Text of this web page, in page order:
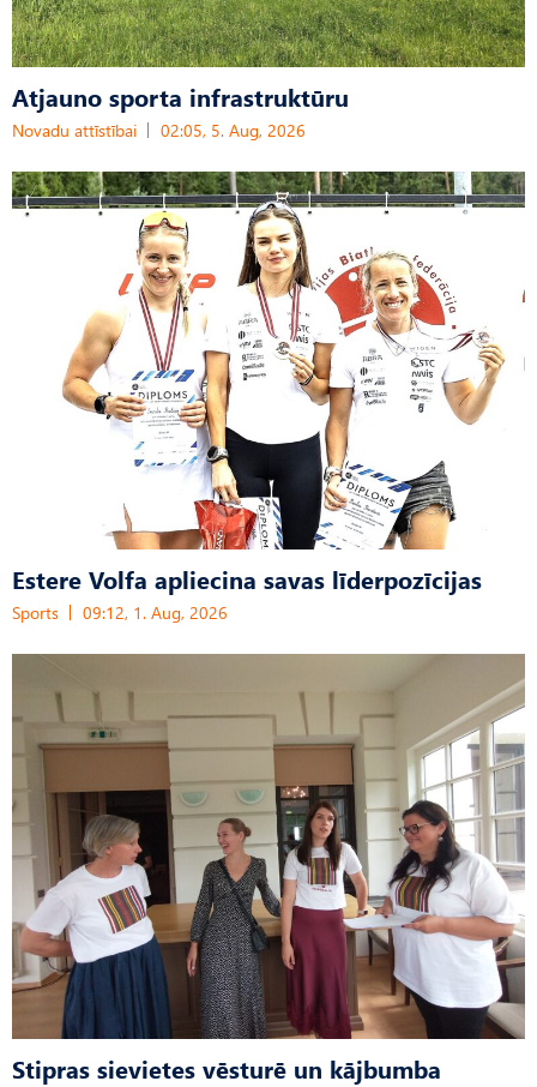
Atjauno sporta infrastruktūru
Novadu attīstībai 02:05, 5. Aug, 2026
Estere Volfa apliecina savas līderpozīcijas
Sports 09:12, 1. Aug, 2026
Stipras sievietes vēsturē un kājbumba